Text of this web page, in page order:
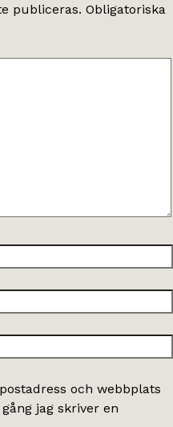
publiceras. Obligatoriska
och webbplats
jag skriver en